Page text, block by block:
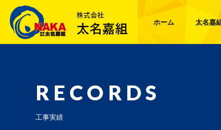
ホーム 太名嘉
RECORDS
工事実績